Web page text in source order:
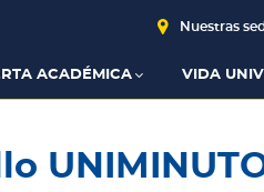
Nuestras
ACADÉMICA VIDA